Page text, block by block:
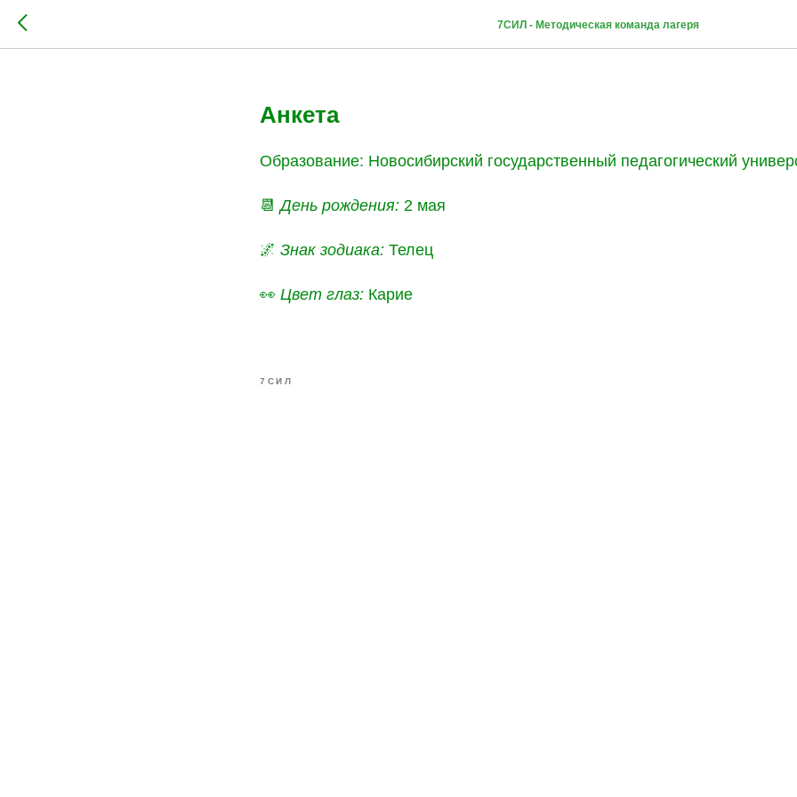
7СИЛ - Методическая команда лагеря
Наталья Карсакова
Анкета
Образование: Новосибирский государственный педагогический
📆День рождения: 2 мая
🌌 Знак зодиака: Телец
👀 Цвет глаз: Карие
7СИЛ